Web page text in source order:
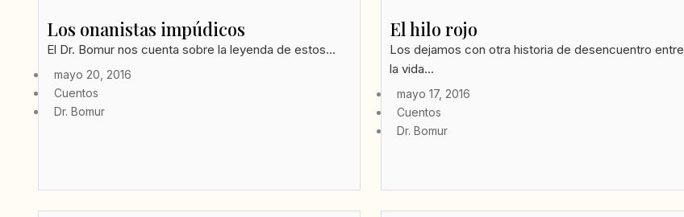
Los onanistas impúdicos
El Dr. Bomur nos cuenta sobre la leyenda de estos...
mayo 20, 2016
Cuentos
Dr. Bomur
El hilo rojo
Los dejamos con otra historia de desencuentro entre
la vida...
mayo 17, 2016
Cuentos
Dr. Bomur